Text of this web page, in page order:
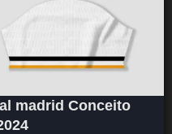
madrid Conceito